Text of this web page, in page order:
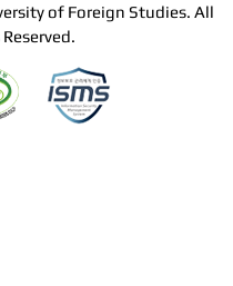
of Foreign Studies. All